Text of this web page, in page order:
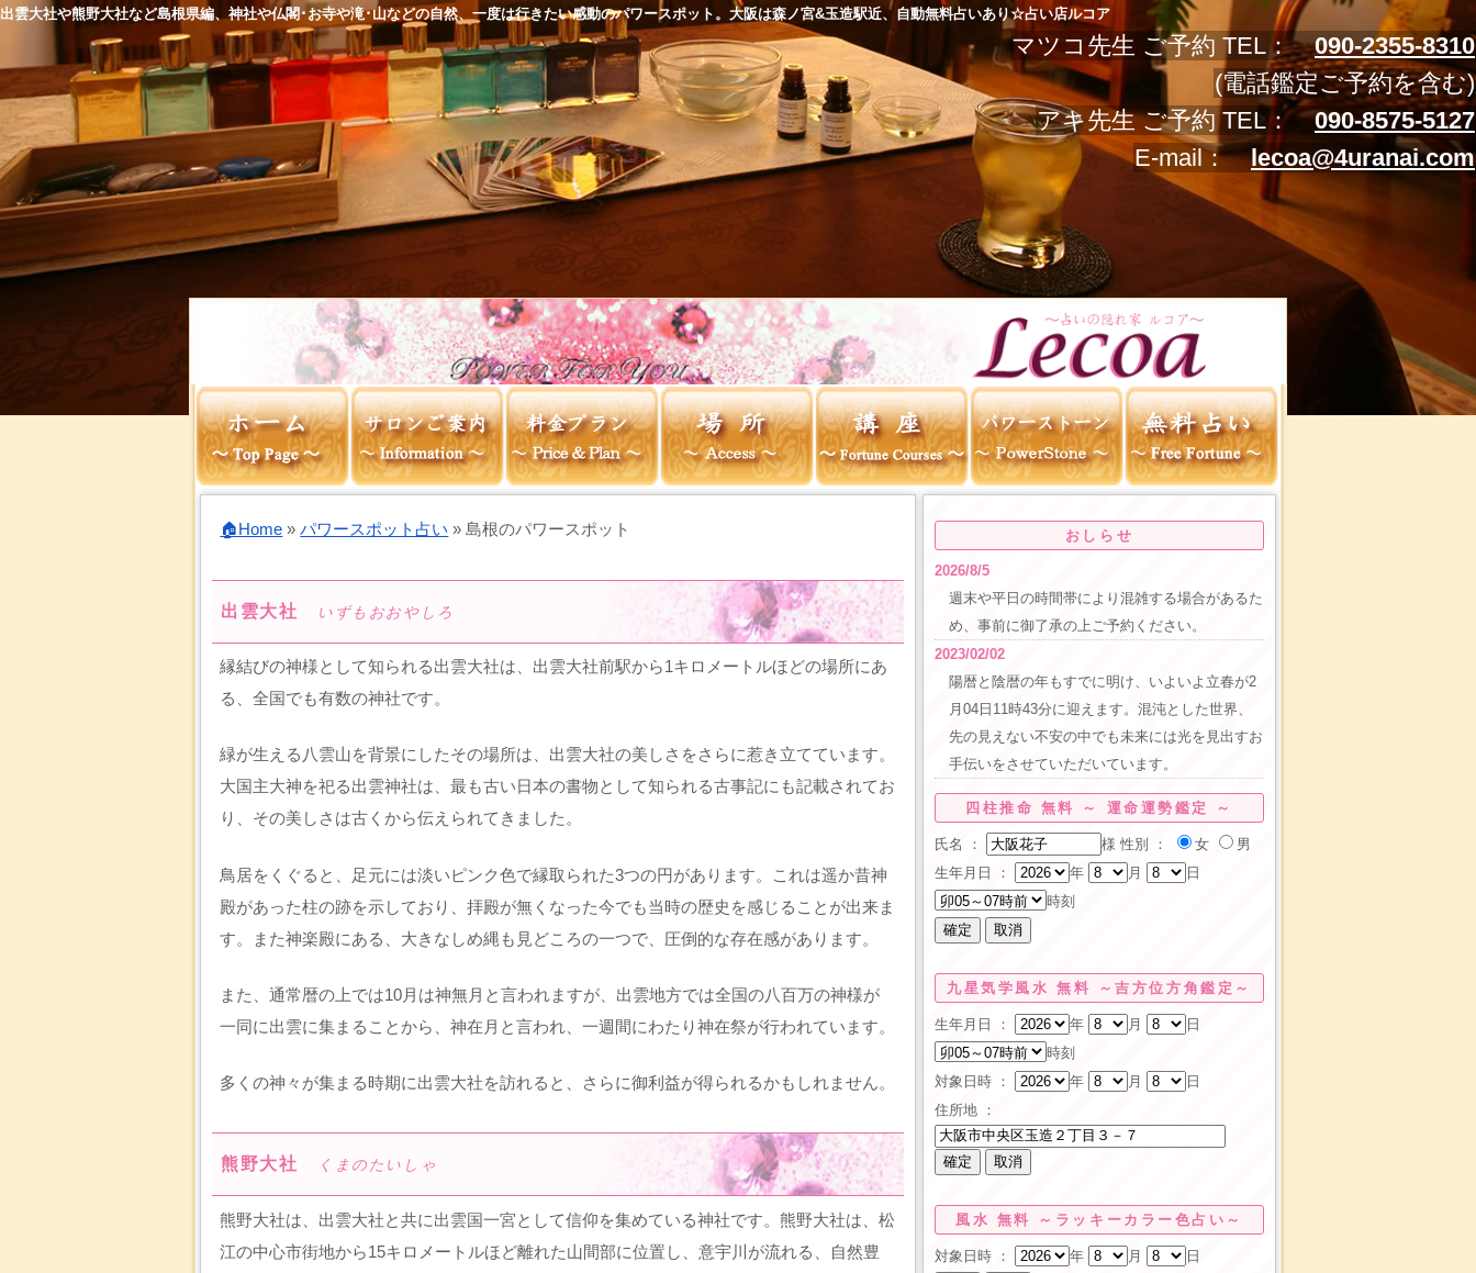
出雲大社や熊野大社など島根県編、神社や仏閣･お寺や滝･山などの自然、一度は行きたい感動のパワースポット。大阪は森ノ宮&玉造駅近、自動無料占いあり☆占い店ルコア
マツコ先生 ご予約 TEL：090-2355-8310
(電話鑑定ご予約を含む)
アキ先生 ご予約 TEL：090-8575-5127
E-mail：lecoa@4uranai.com
🏠Home »パワースポット占い »島根のパワースポット
出雲大社 いずもおおやしろ
縁結びの神様として知られる出雲大社は、出雲大社前駅から1キロメートルほどの場所にあ
る、全国でも有数の神社です。
緑が生える八雲山を背景にしたその場所は、出雲大社の美しさをさらに惹き立てています。
大国主大神を祀る出雲神社は、最も古い日本の書物として知られる古事記にも記載されてお
り、その美しさは古くから伝えられてきました。
鳥居をくぐると、足元には淡いピンク色で縁取られた3つの円があります。これは遥か昔神
殿があった柱の跡を示しており、拝殿が無くなった今でも当時の歴史を感じることが出来ま
す。また神楽殿にある、大きなしめ縄も見どころの一つで、圧倒的な存在感があります。
また、通常暦の上では10月は神無月と言われますが、出雲地方では全国の八百万の神様が
一同に出雲に集まることから、神在月と言われ、一週間にわたり神在祭が行われています。
多くの神々が集まる時期に出雲大社を訪れると、さらに御利益が得られるかもしれません。
熊野大社 くまのたいしゃ
熊野大社は、出雲大社と共に出雲国一宮として信仰を集めている神社です。熊野大社は、松
江の中心市街地から15キロメートルほど離れた山間部に位置し、意宇川が流れる、自然豊
おしらせ
2026/8/5
週末や平日の時間帯により混雑する場合があるた
め、事前に御了承の上ご予約ください。
2023/02/02
陽暦と陰暦の年もすでに明け、いよいよ立春が2
月04日11時43分に迎えます。混沌とした世界、
先の見えない不安の中でも未来には光を見出すお
手伝いをさせていただいています。
四柱推命 無料 ～ 運命運勢鑑定 ～
氏名 ： 様 性別 ： 女
男
生年月日 ：
年 月
日
時刻
九星気学風水 無料 ～吉方位方角鑑定～
生年月日 ： 年 月
日
時刻
対象日時 ：
年 月
日
住所地 ：
風水 無料 ～ラッキーカラー色占い～
対象日時 ： 年 月 日